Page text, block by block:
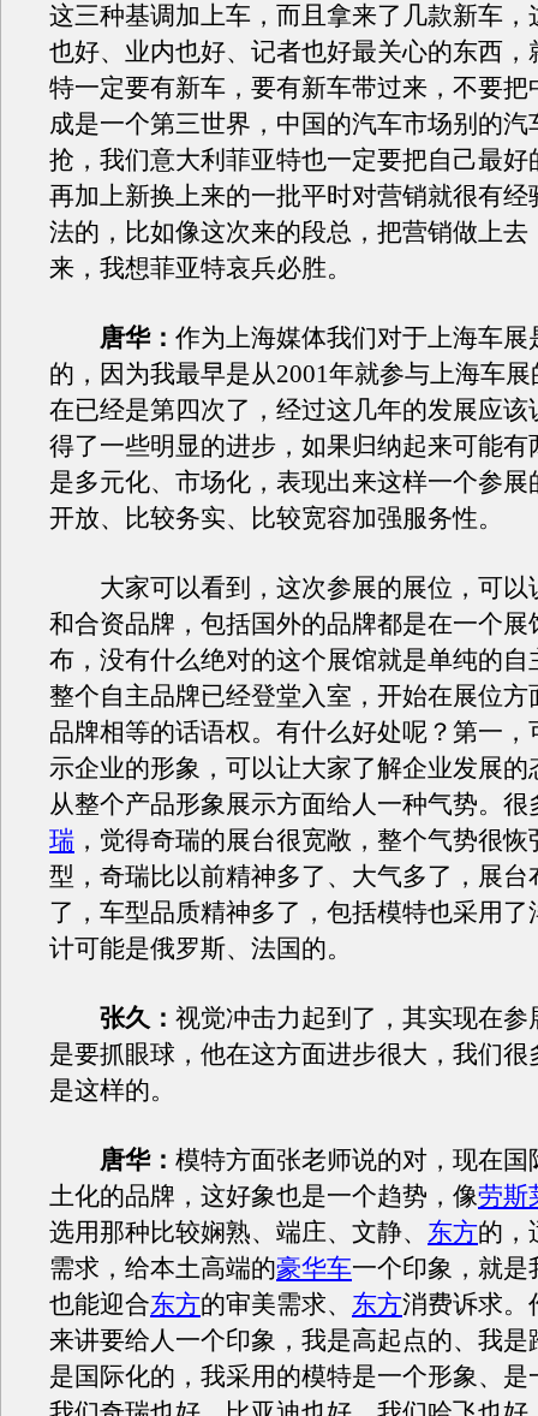
这三种基调加上车，而且拿来了几款新车，
也好、业内也好、记者也好最关心的东西，
特一定要有新车，要有新车带过来，不要把
成是一个第三世界，中国的汽车市场别的汽
抢，我们意大利菲亚特也一定要把自己最好
再加上新换上来的一批平时对营销就很有经
法的，比如像这次来的段总，把营销做上去
来，我想菲亚特哀兵必胜。
唐华： 作为上海媒体我们对于上海车展
的，因为我最早是从2001年就参与上海车
在已经是第四次了，经过这几年的发展应该
得了一些明显的进步，如果归纳起来可能有
是多元化、市场化，表现出来这样一个参展
开放、比较务实、比较宽容加强服务性。
大家可以看到，这次参展的展位，可以
和合资品牌，包括国外的品牌都是在一个展
布，没有什么绝对的这个展馆就是单纯的自
整个自主品牌已经登堂入室，开始在展位方
品牌相等的话语权。有什么好处呢？第一，
示企业的形象，可以让大家了解企业发展的
从整个产品形象展示方面给人一种气势。很
瑞 ，觉得奇瑞的展台很宽敞，整个气势很
型，奇瑞比以前精神多了、大气多了，展台
了，车型品质精神多了，包括模特也采用了
计可能是俄罗斯、法国的。
张久： 视觉冲击力起到了，其实现在参
是要抓眼球，他在这方面进步很大，我们很
是这样的。
唐华： 模特方面张老师说的对，现在国
土化的品牌，这好象也是一个趋势，像劳斯
选用那种比较娴熟、端庄、文静、 东方的，
需求，给本土高端的豪华车一个印象，就是
也能迎合东方的审美需求、 东方消费诉求。
来讲要给人一个印象，我是高起点的、我是
是国际化的，我采用的模特是一个形象、是